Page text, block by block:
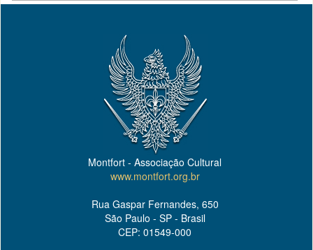
Montfort - Associação Cultural
www.montfort.org.br
Rua Gaspar Fernandes, 650
São Paulo - SP - Brasil
CEP: 01549-000